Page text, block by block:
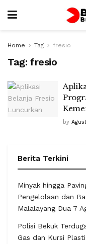
Home Tag fresio
Tag: fresio
by
Berita Terkini
Minyak hingga
Pengelolaan dan
Malalayang Dua 7
Polisi Bekuk
Gas dan Kursi